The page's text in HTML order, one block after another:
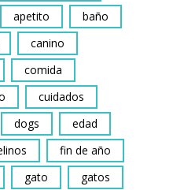
apetito
baño
canino
comida
cuidados
dogs
edad
fin de año
gato
gatos